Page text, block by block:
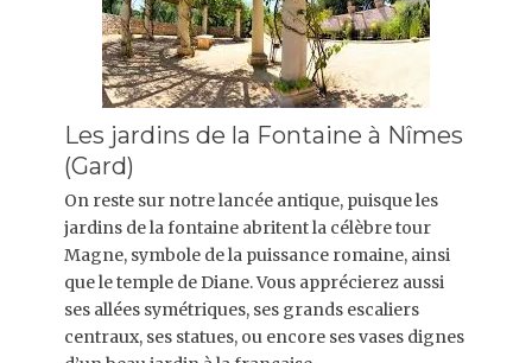
Les jardins de la Fontaine à Nîmes
(Gard)
On reste sur notre lancée antique, puisque les
jardins de la fontaine abritent la célèbre tour
Magne, symbole de la puissance romaine, ainsi
que le temple de Diane. Vous apprécierez aussi
ses allées symétriques, ses grands escaliers
centraux, ses statues, ou encore ses vases dignes